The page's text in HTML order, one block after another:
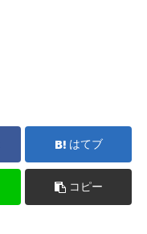
はてブ
コピー